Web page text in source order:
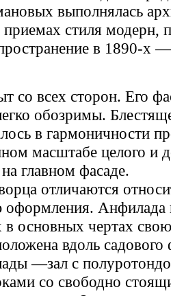
выполнялась
стиля модерн,
в 1890-х
со всех сторон. Его
обозримы.
в гармоничности
масштабе целого и
главном фасаде.
отличаются
оформления. Анфилада
основных чертах
вдоль
—зал с
со свободно